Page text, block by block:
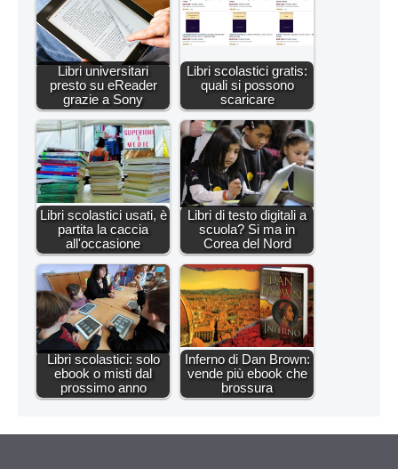
Libri universitari
presto su eReader
grazie a Sony
Libri scolastici gratis:
quali si possono
scaricare
Libri scolastici usati, è
partita la caccia
all'occasione
Libri di testo digitali a
scuola? Si ma in
Corea del Nord
Libri scolastici: solo
ebook o misti dal
prossimo anno
Inferno di Dan Brown:
vende più ebook che
brossura